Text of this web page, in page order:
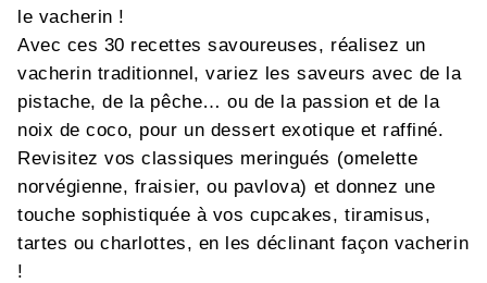
le vacherin !
Avec ces 30 recettes savoureuses, réalisez un
vacherin traditionnel, variez les saveurs avec de la
pistache, de la pêche… ou de la passion et de la
noix de coco, pour un dessert exotique et raffiné.
Revisitez vos classiques meringués (omelette
norvégienne, fraisier, ou pavlova) et donnez une
touche sophistiquée à vos cupcakes, tiramisus,
tartes ou charlottes, en les déclinant façon vacherin
!